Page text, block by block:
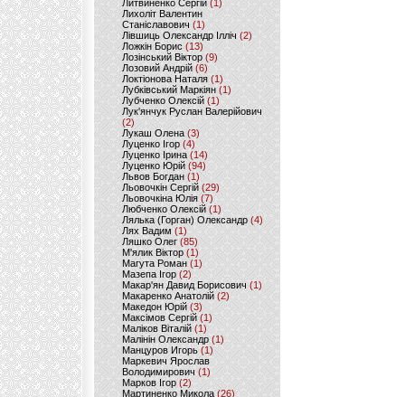
Литвиненко Сергій (1)
Лихоліт Валентин
Станіславович (1)
Лівшиць Олександр Ілліч (2)
Ложкін Борис(13)
Лозінський Віктор(9)
Лозовий Андрій (6)
Локтіонова Наталя (1)
Лубківський Маркіян(1)
Лубченко Олексій (1)
Лук'янчук Руслан Валерійович
(2)
Лукаш Олена (3)
Луценко Ігор (4)
Луценко Ірина (14)
Луценко Юрій (94)
Львов Богдан (1)
Льовочкін Сергій (29)
Льовочкіна Юлія(7)
Любченко Олексій(1)
Лялька (Горган) Олександр(4)
Лях Вадим (1)
Ляшко Олег (85)
М'ялик Віктор(1)
Магута Роман(1)
Мазепа Ігор (2)
Макар'ян Давид Борисович(1)
Макаренко Анатолій (2)
Македон Юрій(3)
Максімов Сергій (1)
Маліков Віталій (1)
Малінін Олександр (1)
Манцуров Игорь (1)
Маркевич Ярослав
Володимирович (1)
Марков Ігор (2)
Мартиненко Микола (26)